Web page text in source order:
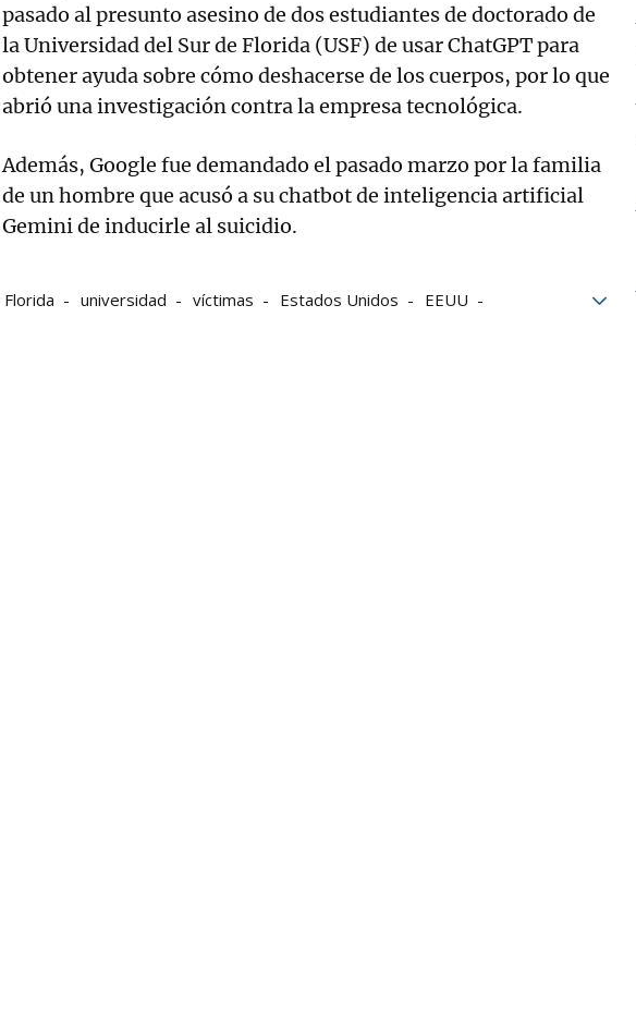
pasado al presunto asesino de dos estudiantes de doctorado de
la Universidad del Sur de Florida (USF) de usar ChatGPT para
obtener ayuda sobre cómo deshacerse de los cuerpos, por lo que
abrió una investigación contra la empresa tecnológica.
Además, Google fue demandado el pasado marzo por la familia
de un hombre que acusó a su chatbot de inteligencia artificial
Gemini de inducirle al suicidio.
Florida universidad víctimas Estados Unidos
EEUU